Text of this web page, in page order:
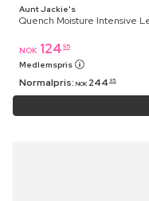
Aunt Jackie's
Quench Moisture Intensive
NOK 124 95
Medlemspris
Normalpris: NOK 244 95